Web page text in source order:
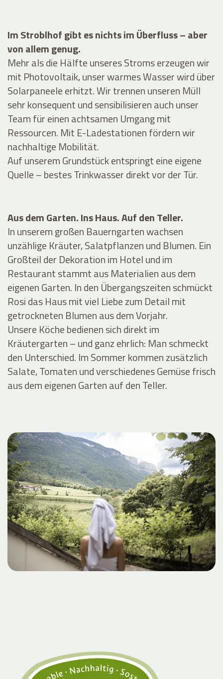
Im Stroblhof gibt es nichts im Überfluss – aber
von allem genug.
Mehr als die Hälfte unseres Stroms erzeugen wir
mit Photovoltaik, unser warmes Wasser wird über
Solarpaneele erhitzt. Wir trennen unseren Müll
sehr konsequent und sensibilisieren auch unser
Team für einen achtsamen Umgang mit
Ressourcen. Mit E-Ladestationen fördern wir
nachhaltige Mobilität.
Auf unserem Grundstück entspringt eine eigene
Quelle – bestes Trinkwasser direkt vor der Tür.
Aus dem Garten. Ins Haus. Auf den Teller.
In unserem großen Bauerngarten wachsen
unzählige Kräuter, Salatpflanzen und Blumen. Ein
Großteil der Dekoration im Hotel und im
Restaurant stammt aus Materialien aus dem
eigenen Garten. In den Übergangszeiten schmückt
Rosi das Haus mit viel Liebe zum Detail mit
getrockneten Blumen aus dem Vorjahr.
Unsere Köche bedienen sich direkt im
Kräutergarten – und ganz ehrlich: Man schmeckt
den Unterschied. Im Sommer kommen zusätzlich
Salate, Tomaten und verschiedenes Gemüse frisch
aus dem eigenen Garten auf den Teller.